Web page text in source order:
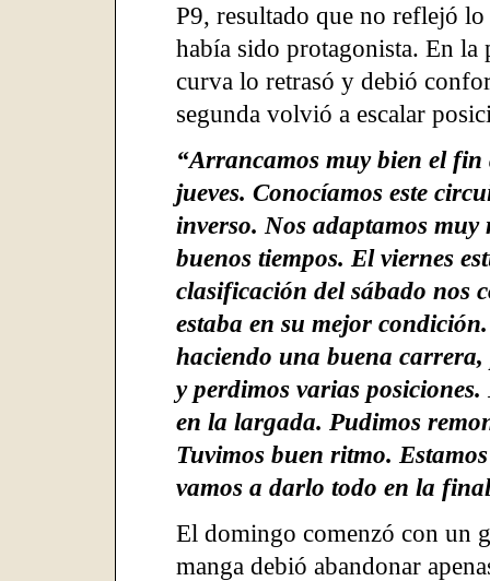
P9, resultado que no reflejó
había sido protagonista. En la
curva lo retrasó y debió
segunda volvió a escalar
“Arrancamos muy bien el fin
jueves. Conocíamos este
inverso. Nos adaptamos
buenos tiempos. El viernes
clasificación del sábado nos
estaba en su mejor
haciendo una buena
y perdimos varias
en la largada. Pudimos
Tuvimos buen ritmo.
vamos a darlo todo en la
El domingo comenzó con un
manga debió abandonar